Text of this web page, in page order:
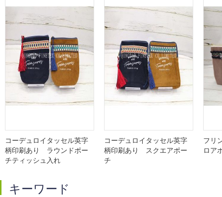
コーデュロイタッセル英字
柄印刷あり ラウンドポー
チティッシュ入れ
コーデュロイタッセル英字
柄印刷あり スクエアポー
チ
フリ
ロア
キーワード